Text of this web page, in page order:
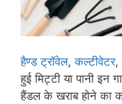
हैण्ड ट्रॉवेल,कल्टीवेटर,
हुई मिट्टी या पानी
हैंडल के खराब होने का